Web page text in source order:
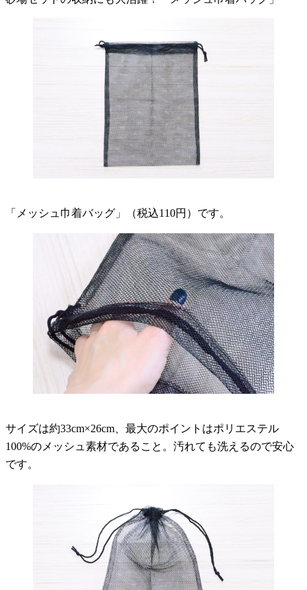
「メッシュ巾着バッグ」（税込110円）です。
サイズは約33cm×26cm、最大のポイントはポリエステル
100%のメッシュ素材であること。汚れても洗えるので安心
です。